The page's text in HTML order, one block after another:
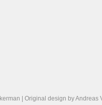
| Original design byAndreas